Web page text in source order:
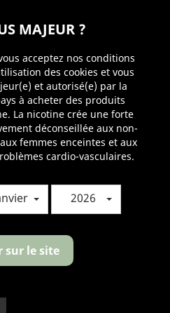
volutes de ce e-liquide
à vapoter.
nicotine.
AU PANIER
MAJEUR ?
acceptez nos conditions
des cookies et vous
et autorisé(e) par la
à acheter des produits
La nicotine crée une forte
déconseillée aux non-
femmes enceintes et aux
cardio-vasculaires.
2026
sur le site